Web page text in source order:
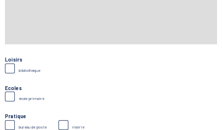
Loisirs
bibliothèque
Ecoles
école primaire
Pratique
bureau de poste mairie